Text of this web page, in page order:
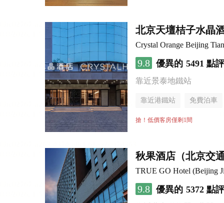
北京天壇桔子水晶
Crystal Orange Beijing
9.8 優異的 5491 點評
靠近景泰地鐵站
靠近港鐵站 免費泊車
行李寄存服務
搶！低價客房僅剩1間
秋果酒店（北京交
TRUE GO Hotel (Beijing
9.8 優異的 5372 點評